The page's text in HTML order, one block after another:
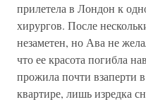
прилетела в Лондон к
хирургов. После
незаметен, но Ава не
что ее красота погибла
прожила почти взаперти
квартире, лишь изредка